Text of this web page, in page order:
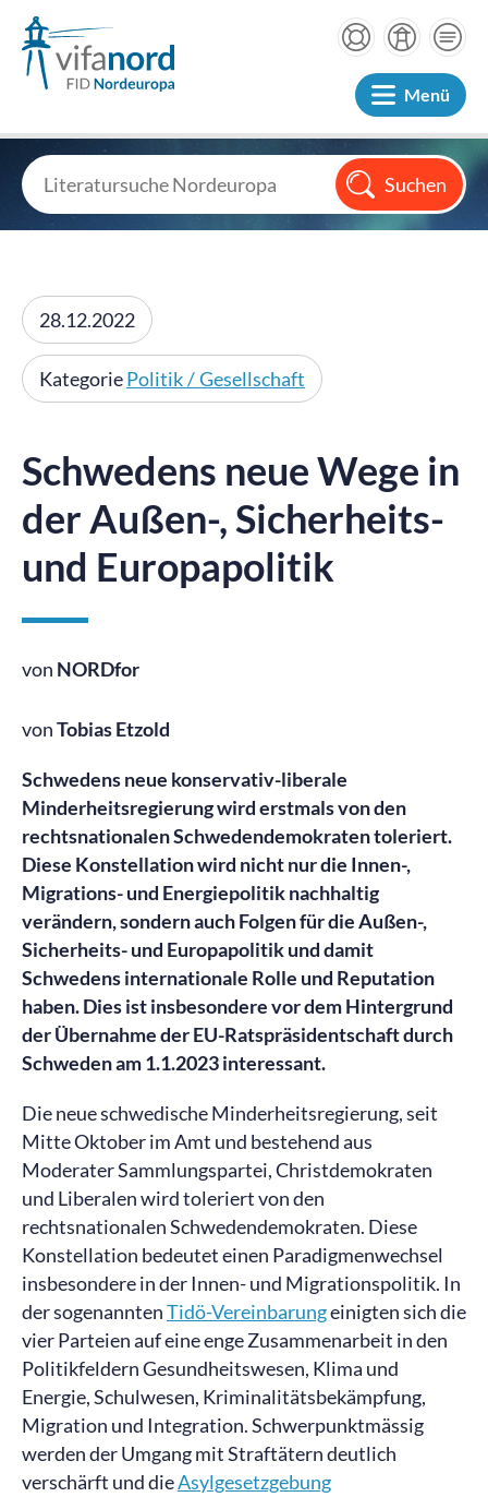
Menü
28.12.2022
KategoriePolitik / Gesellschaft
Schwedens neue Wege in
der Außen-, Sicherheits-
und Europapolitik
von NORDfor
vonTobias Etzold
Schwedens neue konservativ-liberale
Minderheitsregierung wird erstmals von den
rechtsnationalen Schwedendemokraten toleriert.
Diese Konstellation wird nicht nur die Innen-,
Migrations- und Energiepolitik nachhaltig
verändern, sondern auch Folgen für die Außen-,
Sicherheits- und Europapolitik und damit
Schwedens internationale Rolle und Reputation
haben. Dies ist insbesondere vor dem Hintergrund
der Übernahme der EU-Ratspräsidentschaft durch
Schweden am 1.1.2023 interessant.
Die neue schwedische Minderheitsregierung, seit
Mitte Oktober im Amt und bestehend aus
Moderater Sammlungspartei, Christdemokraten
und Liberalen wird toleriert von den
rechtsnationalen Schwedendemokraten. Diese
Konstellation bedeutet einen Paradigmenwechsel
insbesondere in der Innen- und Migrationspolitik. In
der sogenanntenTidö-Vereinbarungeinigten sich die
vier Parteien auf eine enge Zusammenarbeit in den
Politikfeldern Gesundheitswesen, Klima und
Energie, Schulwesen, Kriminalitätsbekämpfung,
Migration und Integration. Schwerpunktmässig
werden der Umgang mit Straftätern deutlich
verschärft und dieAsylgesetzgebung